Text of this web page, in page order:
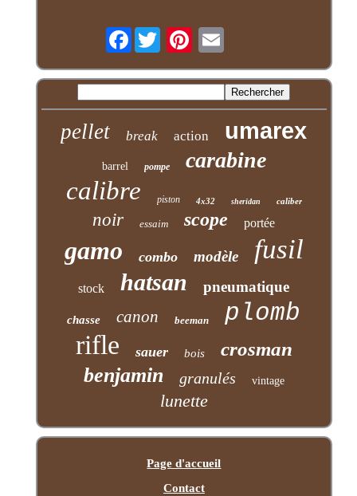
Facebook
pellet break action umarex
barrel pompe carabine
calibre piston 4x32 sheridan caliber
noir essaim scope portée
gamo combo modèle fusil
stock hatsan pneumatique
chasse canon beeman plomb
rifle sauer bois crosman
benjamin granulés vintage
lunette
Page d'accueil
Contact